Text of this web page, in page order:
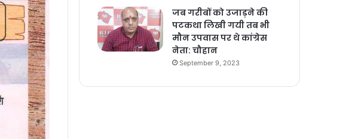
जब गरीबों को उजाड़ने की
पटकथा लिखी गयी तब भी
मौन उपवास पर थे कांग्रेस
नेता: चौहान
September 9, 2023